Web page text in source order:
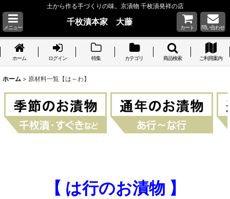
土から作る手づくりの味。京漬物 千枚漬発祥の店
メニュー
千枚漬本家 大藤
カート 問い合わせ
ホーム ログイン 特集 カテゴリ 商品検索 ご利用案内
ホーム > 原材料一覧【は～わ】
【 は行のお漬物 】